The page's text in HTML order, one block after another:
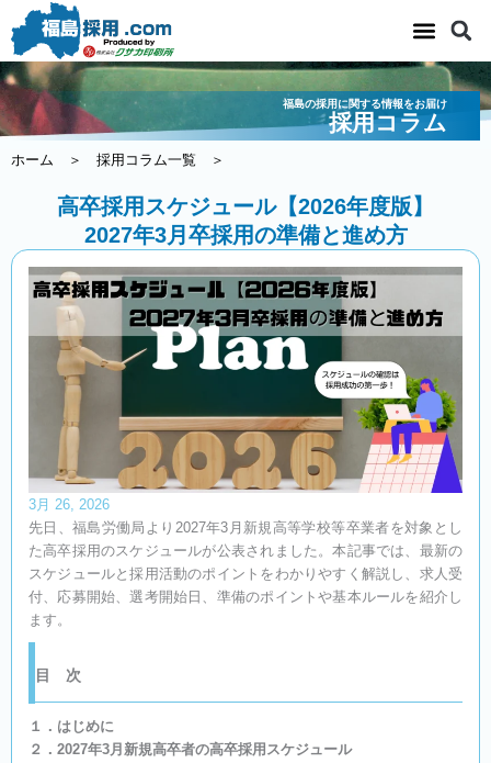
容
を
ス
キ
プ
福島の採用に関する情報をお届け
採用コラム
ホーム ＞ 採用コラム一覧 ＞
高卒採用スケジュール【2026年度版】
2027年3月卒採用の準備と進め方
3月 26, 2026
先日、福島労働局より2027年3月新規高等学校等卒業者を対象とし
た高卒採用のスケジュールが公表されました。本記事では、最新の
スケジュールと採用活動のポイントをわかりやすく解説し、求人受
付、応募開始、選考開始日、準備のポイントや基本ルールを紹介し
ます。
目 次​
１．はじめに
２．2027年3月新規高卒者の高卒採用スケジュール